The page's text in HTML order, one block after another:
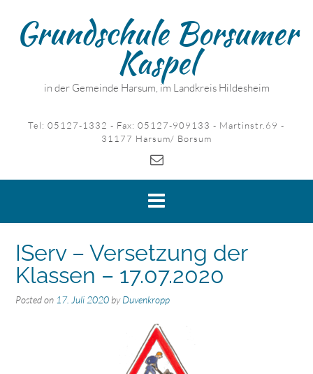
contentGrundschule Borsumer
Kaspel
in der Gemeinde Harsum, im Landkreis Hildesheim
Tel: 05127-1332 - Fax: 05127-909133 - Martinstr.69 -
31177 Harsum/ Borsum
IServ – Versetzung der
Klassen – 17.07.2020
Posted on 17. Juli 2020 byDuvenkropp